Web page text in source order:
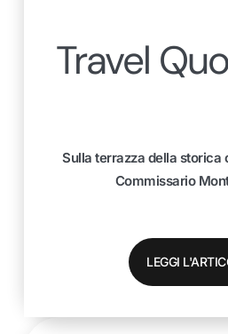
Travel
Sulla terrazza della storica
Commissario
LEGGI